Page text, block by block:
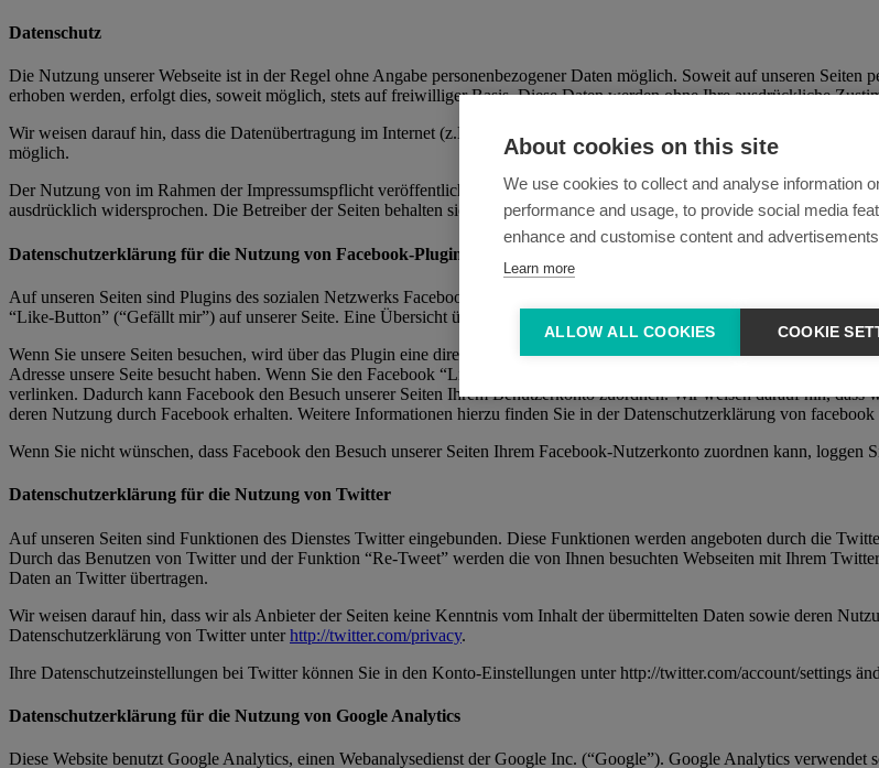
Datenschutz
Die Nutzung unserer Webseite ist in der Regel ohne Angabe personenbezogener Daten möglich. Soweit auf unseren
erhoben werden, erfolgt dies, soweit möglich, stets auf freiwilliger Basis. Diese Daten werden ohne Ihre ausdrückliche
Wir weisen darauf hin, dass die Datenübertragung im Internet (z.B. bei der Kommunikation per E-Mail) Sicherheitslücken
möglich.
Der Nutzung von im Rahmen der Impressumspflicht veröffentlichten Kontaktdaten durch Dritte zur Übersendung von
ausdrücklich widersprochen. Die Betreiber der Seiten behalten sich ausdrücklich rechtliche Schritte im Falle der
Datenschutzerklärung für die Nutzung von Facebook-Plugins (Like-Button)
Auf unseren Seiten sind Plugins des sozialen Netzwerks Facebook, 1601 South California Avenue, Palo Alto, CA 94304,
“Like-Button” (“Gefällt mir”) auf unserer Seite. Eine Übersicht über die Facebook-Plugins finden Sie hier:
http://
Wenn Sie unsere Seiten besuchen, wird über das Plugin eine direkte Verbindung zwischen Ihrem Browser und dem
Adresse unsere Seite besucht haben. Wenn Sie den Facebook “Like-Button” anklicken während Sie in Ihrem Facebook-
verlinken. Dadurch kann Facebook den Besuch unserer Seiten Ihrem Benutzerkonto zuordnen. Wir weisen darauf hin,
deren Nutzung durch Facebook erhalten. Weitere Informationen hierzu finden Sie in der Datenschutzerklärung von facebook
Wenn Sie nicht wünschen, dass Facebook den Besuch unserer Seiten Ihrem Facebook-Nutzerkonto zuordnen kann, loggen
Datenschutzerklärung für die Nutzung von Twitter
Auf unseren Seiten sind Funktionen des Dienstes Twitter eingebunden. Diese Funktionen werden angeboten durch die
Durch das Benutzen von Twitter und der Funktion “Re-Tweet” werden die von Ihnen besuchten Webseiten mit Ihrem
Daten an Twitter übertragen.
Wir weisen darauf hin, dass wir als Anbieter der Seiten keine Kenntnis vom Inhalt der übermittelten Daten sowie deren
Datenschutzerklärung von Twitter unterhttp://twitter.com/privacy.
Ihre Datenschutzeinstellungen bei Twitter können Sie in den Konto-Einstellungen unter http://twitter.com/account/settings
Datenschutzerklärung für die Nutzung von Google Analytics
Diese Website benutzt Google Analytics, einen Webanalysedienst der Google Inc. (“Google”). Google Analytics
About cookies on this site
We use cookies to collect and analyse information
performance and usage, to provide social media
enhance and customise content and
Learn more
ALLOW ALL COOKIES COOKIE